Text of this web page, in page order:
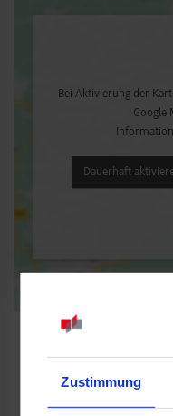
Zustimmung
Bei Aktivierung der
Google
Dauerhaft
Wirtschaftsinformatik /